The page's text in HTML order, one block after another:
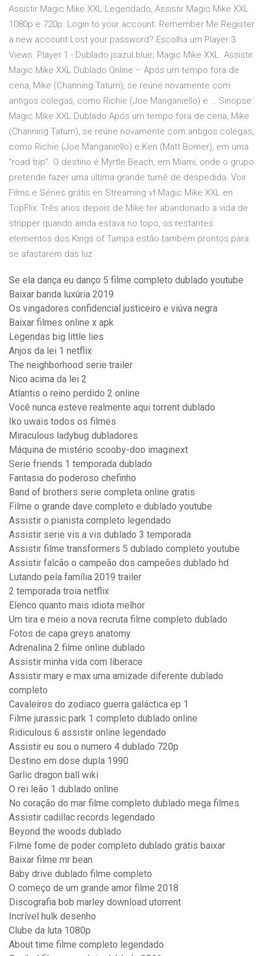
Assistir Magic Mike XXL Legendado, Assistir Magic Mike XXL
1080p e 720p. Login to your account. Remember Me Register
a new account Lost your password? Escolha um Player 3
Views. Player 1 - Dublado jsazul.blue; Magic Mike XXL. Assistir
Magic Mike XXL Dublado Online – Após um tempo fora de
cena, Mike (Channing Tatum), se reúne novamente com
antigos colegas, como Richie (Joe Manganiello) e … Sinopse:
Magic Mike XXL Dublado Após um tempo fora de cena, Mike
(Channing Tatum), se reúne novamente com antigos colegas,
como Richie (Joe Manganiello) e Ken (Matt Bomer), em uma
“road trip”. O destino é Myrtle Beach, em Miami, onde o grupo
pretende fazer uma última grande turnê de despedida. Voir
Films e Séries grátis en Streaming vf Magic Mike XXL en
TopFlix: Três anos depois de Mike ter abandonado a vida de
stripper quando ainda estava no topo, os restantes
elementos dos Kings of Tampa estão também prontos para
se afastarem das luz
Se ela dança eu danço 5 filme completo dublado youtube
Baixar banda luxúria 2019
Os vingadores confidencial justiceiro e viúva negra
Baixar filmes online x apk
Legendas big little lies
Anjos da lei 1 netflix
The neighborhood serie trailer
Nico acima da lei 2
Atlantis o reino perdido 2 online
Você nunca esteve realmente aqui torrent dublado
Iko uwais todos os filmes
Miraculous ladybug dubladores
Máquina de mistério scooby-doo imaginext
Serie friends 1 temporada dublado
Fantasia do poderoso chefinho
Band of brothers serie completa online gratis
Filme o grande dave completo e dublado youtube
Assistir o pianista completo legendado
Assistir serie vis a vis dublado 3 temporada
Assistir filme transformers 5 dublado completo youtube
Assistir falcão o campeão dos campeões dublado hd
Lutando pela família 2019 trailer
2 temporada troia netflix
Elenco quanto mais idiota melhor
Um tira e meio a nova recruta filme completo dublado
Fotos de capa greys anatomy
Adrenalina 2 filme online dublado
Assistir minha vida com liberace
Assistir mary e max uma amizade diferente dublado
completo
Cavaleiros do zodiaco guerra galáctica ep 1
Filme jurassic park 1 completo dublado online
Ridiculous 6 assistir online legendado
Assistir eu sou o numero 4 dublado 720p
Destino em dose dupla 1990
Garlic dragon ball wiki
O rei leão 1 dublado online
No coração do mar filme completo dublado mega filmes
Assistir cadillac records legendado
Beyond the woods dublado
Filme fome de poder completo dublado grátis baixar
Baixar filme mr bean
Baby drive dublado filme completo
O começo de um grande amor filme 2018
Discografia bob marley download utorrent
Incrível hulk desenho
Clube da luta 1080p
About time filme completo legendado